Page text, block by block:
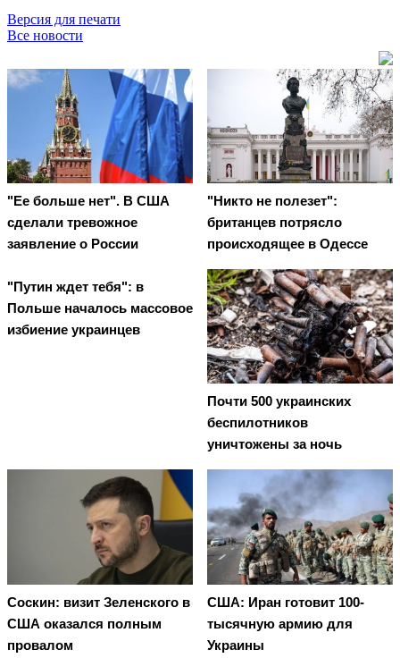
Версия для печати
Все новости
"Ее больше нет". В США
сделали тревожное
заявление о России
"Никто не полезет":
британцев потрясло
происходящее в Одессе
"Путин ждет тебя": в
Польше началось массовое
избиение украинцев
Почти 500 украинских
беспилотников
уничтожены за ночь
Соскин: визит Зеленского в
США оказался полным
провалом
США: Иран готовит 100-
тысячную армию для
Украины